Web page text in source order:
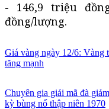
- 146,9 triệu
đồng/lượng.
Giá vàng ngày 12/6: Vàng
tăng mạnh
Chuyên gia giải mã đà
kỳ bùng nổ thập niên 1970